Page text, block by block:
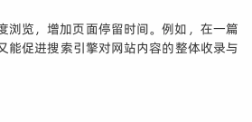
览，增加页面停留时间。例如，在一篇
促进搜索引擎对网站内容的整体收录与